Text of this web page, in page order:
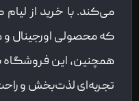
می‌کند. با خرید از
که محصولی اورجینال و
همچنین، این فروشگاه
تجربه‌ای لذت‌بخش و